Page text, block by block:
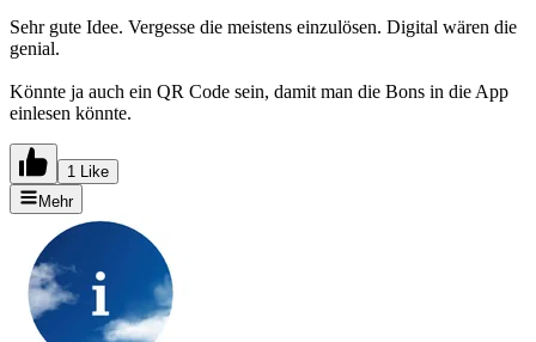
Sehr gute Idee. Vergesse die meistens einzulösen. Digital wären die
genial.
Könnte ja auch ein QR Code sein, damit man die Bons in die App
einlesen könnte.
1 Like
Mehr